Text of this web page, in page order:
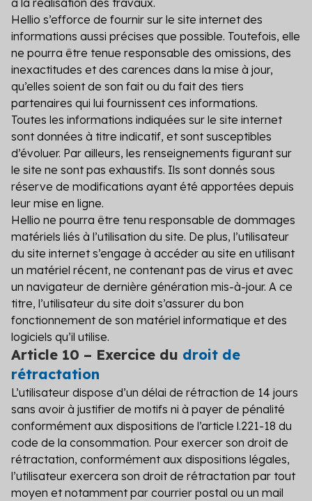
Hellio s’efforce de fournir sur le site internet des
informations aussi précises que possible. Toutefois, elle
ne pourra être tenue responsable des omissions, des
inexactitudes et des carences dans la mise à jour,
qu’elles soient de son fait ou du fait des tiers
partenaires qui lui fournissent ces informations.
Toutes les informations indiquées sur le site internet
sont données à titre indicatif, et sont susceptibles
d’évoluer. Par ailleurs, les renseignements figurant sur
le site ne sont pas exhaustifs. Ils sont donnés sous
réserve de modifications ayant été apportées depuis
leur mise en ligne.
Hellio ne pourra être tenu responsable de dommages
matériels liés à l’utilisation du site. De plus, l’utilisateur
du site internet s’engage à accéder au site en utilisant
un matériel récent, ne contenant pas de virus et avec
un navigateur de dernière génération mis-à-jour. A ce
titre, l’utilisateur du site doit s’assurer du bon
fonctionnement de son matériel informatique et des
logiciels qu’il utilise.
Article 10 – Exercice du droit de
rétractation
L’utilisateur dispose d’un délai de rétraction de 14 jours
sans avoir à justifier de motifs ni à payer de pénalité
conformément aux dispositions de l’article l.221-18 du
code de la consommation. Pour exercer son droit de
rétractation, conformément aux dispositions légales,
l’utilisateur exercera son droit de rétractation par tout
moyen et notamment par courrier postal ou un mail